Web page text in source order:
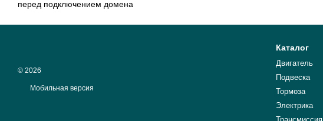
перед подключением домена
© 2026
Мобильная версия
Каталог
Двигатель
Подвеска
Тормоза
Электрика